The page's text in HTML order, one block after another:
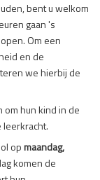
bent u welkom
gaan 's
Om een
en de
we hierbij de
hun kind in de
opmaandag,
komen de